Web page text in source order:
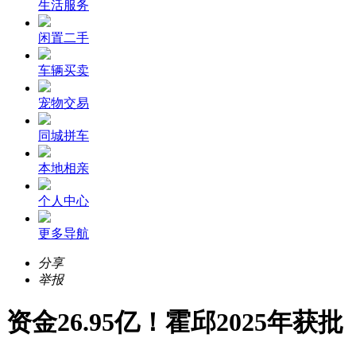
生活服务
闲置二手
车辆买卖
宠物交易
同城拼车
本地相亲
个人中心
更多导航
分享
举报
资金26.95亿！霍邱2025年获批